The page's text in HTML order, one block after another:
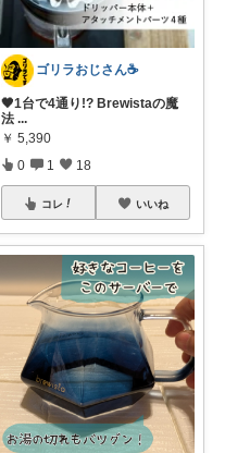
ゴリラおじさん☕️
🖤1台で4通り!? Brewistaの魔
法 ...
￥ 5,390
0 1 18
コレ いいね